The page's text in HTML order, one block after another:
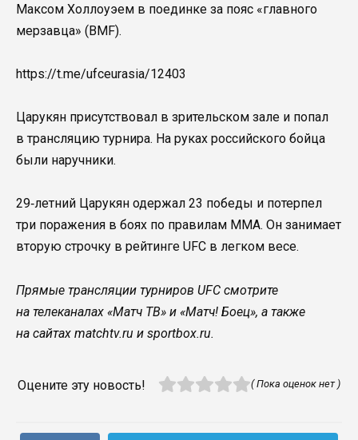
Максом Холлоуэем в поединке за пояс «главного
мерзавца» (BMF).
https://t.me/ufceurasia/12403
Царукян присутствовал в зрительском зале и попал
в трансляцию турнира. На руках российского бойца
были наручники.
29‑летний Царукян одержал 23 победы и потерпел
три поражения в боях по правилам ММА. Он занимает
вторую строчку в рейтинге UFC в легком весе.
Прямые трансляции турниров UFC смотрите
на телеканалах «Матч ТВ» и «Матч! Боец», а также
на сайтах matchtv.ru и sportbox.ru.
Оцените эту новость! ( Пока оценок нет )